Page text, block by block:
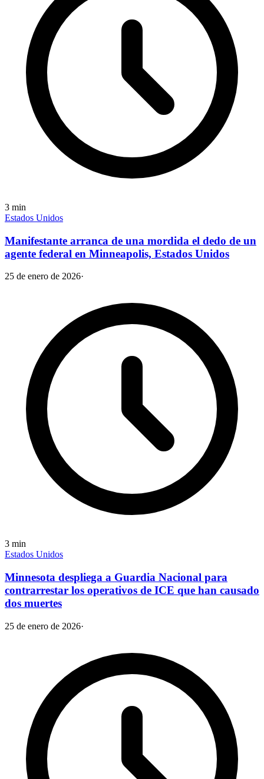
3 min
Estados Unidos
Manifestante arranca de una mordida el dedo de un
agente federal en Minneapolis, Estados Unidos
25 de enero de 2026·
3 min
Estados Unidos
Minnesota despliega a Guardia Nacional para
contrarrestar los operativos de ICE que han causado
dos muertes
25 de enero de 2026·